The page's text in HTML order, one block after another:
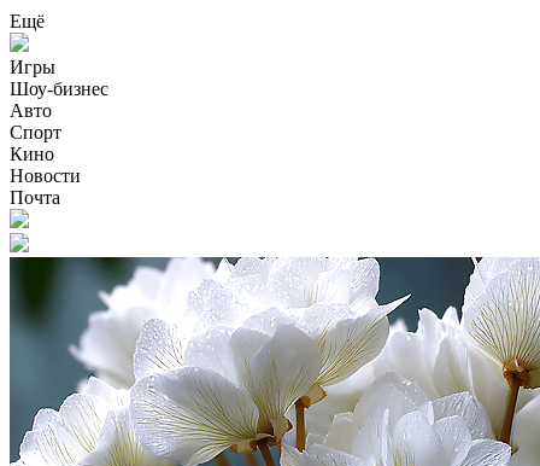
Ещё
Игры
Шоу-бизнес
Авто
Спорт
Кино
Новости
Почта